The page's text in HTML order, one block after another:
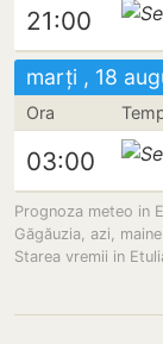
21:00
marți , 18
Ora
03:00
Prognoza meteo in
Găgăuzia, azi,
Starea vremii in